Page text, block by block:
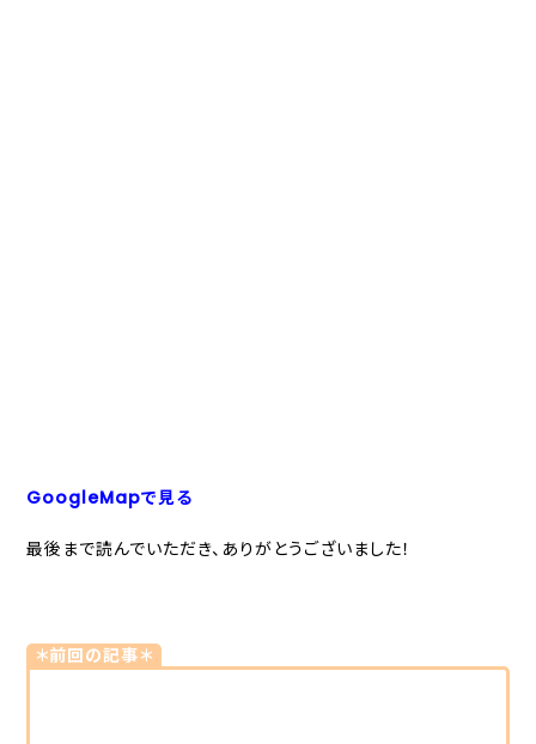
GoogleMapで見る
最後まで読んでいただき、ありがとうございました！
＊前回の記事＊